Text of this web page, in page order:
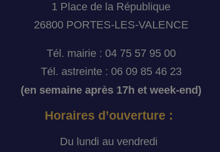
1 Place de la République
26800 PORTES-LES-VALENCE
Tél. mairie : 04 75 57 95 00
Tél. astreinte : 06 09 85 46 23
(en semaine après 17h et week-end)
Horaires d’ouverture :
Du lundi au vendredi